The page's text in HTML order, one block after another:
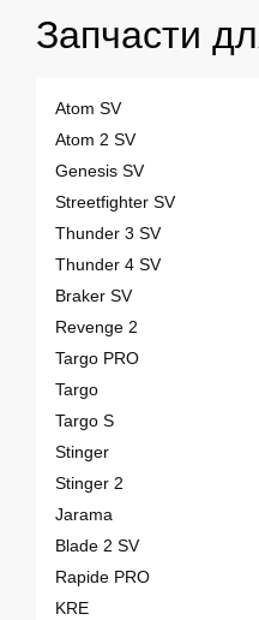
Запчасти
Atom SV
Atom 2 SV
Genesis SV
Streetfighter SV
Thunder 3 SV
Thunder 4 SV
Braker SV
Revenge 2
Targo PRO
Targo
Targo S
Stinger
Stinger 2
Jarama
Blade 2 SV
Rapide PRO
KRE